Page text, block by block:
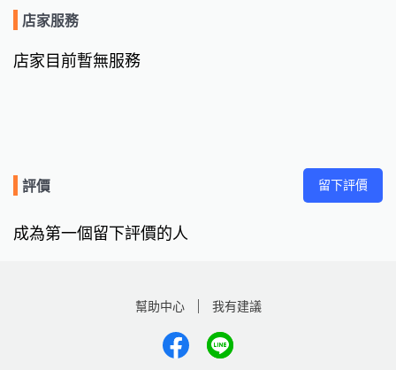
店家服務
店家目前暫無服務
評價 留下評價
成為第一個留下評價的人
幫助中心 我有建議